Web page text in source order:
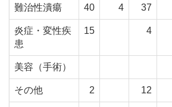
難治性潰瘍 40 4 37
炎症・変性疾
患
15 4
美容（手術）
その他 2 12